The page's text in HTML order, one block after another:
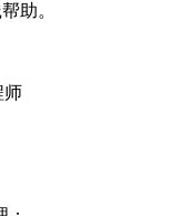
助。
师